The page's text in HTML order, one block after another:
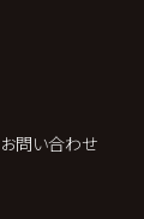
お問い合わせ